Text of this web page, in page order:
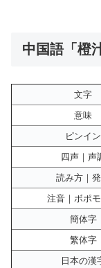
中国語「橙
文字
意味
ピンイン
四声｜声
読み方｜
注音｜ボポ
簡体字
繁体字
日本の漢